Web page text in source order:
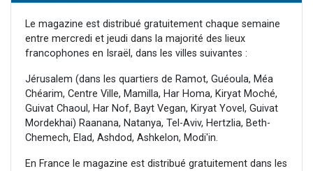
Le magazine est distribué gratuitement chaque semaine
entre mercredi et jeudi dans la majorité des lieux
francophones en Israël, dans les villes suivantes :
Jérusalem (dans les quartiers de Ramot, Guéoula, Méa
Chéarim, Centre Ville, Mamilla, Har Homa, Kiryat Moché,
Guivat Chaoul, Har Nof, Bayt Vegan, Kiryat Yovel, Guivat
Mordekhai) Raanana, Natanya, Tel-Aviv, Hertzlia, Beth-
Chemech, Elad, Ashdod, Ashkelon, Modi'in.
En France le magazine est distribué gratuitement dans les